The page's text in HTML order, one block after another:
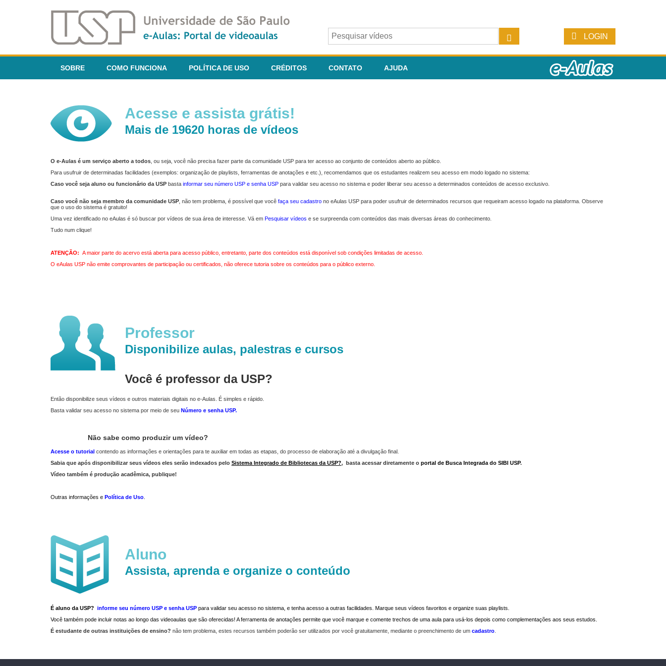
LOGIN
SOBRE COMO FUNCIONA POLÍTICA DE USO CRÉDITOS CONTATO AJUDA
Acesse e assista grátis!
Mais de 19620 horas de vídeos
O e-Aulas é um serviço aberto a todos , ou seja, você não precisa fazer parte da comunidade USP para ter acesso ao conjunto de conteúdos aberto ao público.
Para usufruir de determinadas facilidades (exemplos: organização de playlists, ferramentas de anotações e etc.), recomendamos que os estudantes realizem seu acesso em modo logado no sistema:
Caso você seja aluno ou funcionário da USP basta informar seu número USP e senha USP para validar seu acesso no sistema e poder liberar seu acesso a determinados conteúdos de acesso exclusivo.
Caso você não seja membro da comunidade USP , não tem problema, é possível que você faça seu cadastro no eAulas USP para poder usufruir de determinados recursos que requeiram acesso logado na plataforma. Observe
que o uso do sistema é gratuito!
Uma vez identificado no eAulas é só buscar por vídeos de sua área de interesse. Vá em Pesquisar vídeos e se surpreenda com conteúdos das mais diversas áreas do conhecimento.
Tudo num clique!
ATENÇÃO: A maior parte do acervo está aberta para acesso público, entretanto, parte dos conteúdos está disponível sob condições limitadas de acesso.
O eAulas USP não emite comprovantes de participação ou certificados, não oferece tutoria sobre os conteúdos para o público externo.
Professor
Disponibilize aulas, palestras e cursos
Você é professor da USP?
Então disponibilize seus vídeos e outros materiais digitais no e-Aulas. É simples e rápido.
Basta validar seu acesso no sistema por meio de seu Número e senha USP.
Não sabe como produzir um vídeo?
Acesse o tutorial contendo as informações e orientações para te auxiliar em todas as etapas, do processo de elaboração até a divulgação final.
Sabia que após disponibilizar seus vídeos eles serão indexados pelo Sistema Integrado de Bibliotecas da USP?, basta acessar diretamente o portal de Busca Integrada do SIBI USP.
Vídeo também é produção acadêmica, publique!
Outras informações e Política de Uso
Aluno
Assista, aprenda e organize o conteúdo
É aluno da USP? informe seu número USP e senha USP para validar seu acesso no sistema, e tenha acesso a outras facilidades. Marque seus vídeos favoritos e organize suas playlists.
Você também pode incluir notas ao longo das videoaulas que são oferecidas! A ferramenta de anotações permite que você marque e comente trechos de uma aula para usá-los depois como complementações aos seus estudos.
É estudante de outras instituições de ensino? não tem problema, estes recursos também poderão ser utilizados por você gratuitamente, mediante o preenchimento de um cadastro